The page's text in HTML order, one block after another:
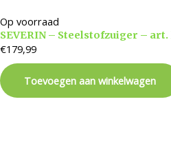
Op voorraad
SEVERIN – Steelstofzuiger – art.
€179,99
Toevoegen aan winkelwagen